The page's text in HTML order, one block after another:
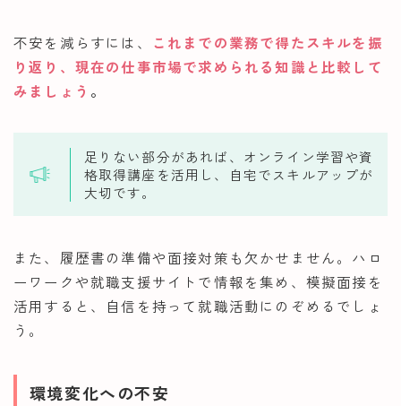
不安を減らすには、 これまでの業務で得たスキルを振
り返り、現在の仕事市場で求められる知識と比較して
みましょう 。
足りない部分があれば、オンライン学習や資
格取得講座を活用し、自宅でスキルアップが
大切です。
また、履歴書の準備や面接対策も欠かせません。ハロ
ーワークや就職支援サイトで情報を集め、模擬面接を
活用すると、自信を持って就職活動にのぞめるでしょ
う。
環境変化への不安